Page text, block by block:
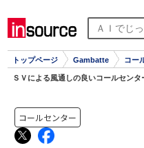
トップページ Gambatte コー
ＳＶによる風通しの良いコールセン
コールセンター